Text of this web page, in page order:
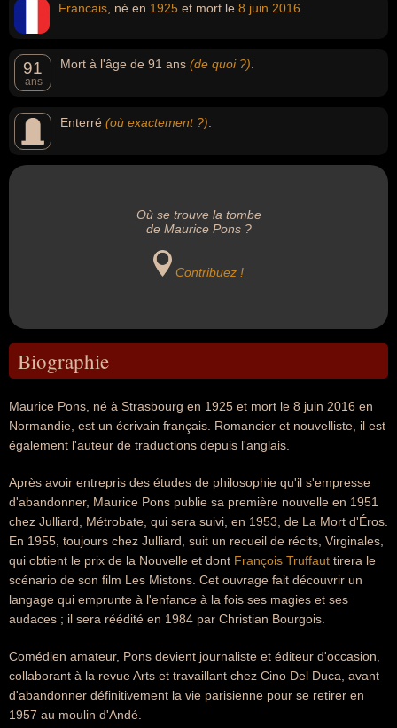
Francais , né en 1925 et mort le 8 juin 2016
91
ans
Mort à l'âge de 91 ans (de quoi ?)
Enterré (où exactement ?)
Où se trouve la tombe
de Maurice Pons ?
Contribuez !
Biographie
Maurice Pons, né à Strasbourg en 1925 et mort le 8 juin 2016 en
Normandie, est un écrivain français. Romancier et nouvelliste, il est
également l'auteur de traductions depuis l'anglais.
Après avoir entrepris des études de philosophie qu'il s'empresse
d'abandonner, Maurice Pons publie sa première nouvelle en 1951
chez Julliard, Métrobate, qui sera suivi, en 1953, de La Mort d'Éros.
En 1955, toujours chez Julliard, suit un recueil de récits, Virginales,
qui obtient le prix de la Nouvelle et dont François Truffaut tirera le
scénario de son film Les Mistons. Cet ouvrage fait découvrir un
langage qui emprunte à l'enfance à la fois ses magies et ses
audaces ; il sera réédité en 1984 par Christian Bourgois.
Comédien amateur, Pons devient journaliste et éditeur d'occasion,
collaborant à la revue Arts et travaillant chez Cino Del Duca, avant
d'abandonner définitivement la vie parisienne pour se retirer en
1957 au moulin d'Andé.